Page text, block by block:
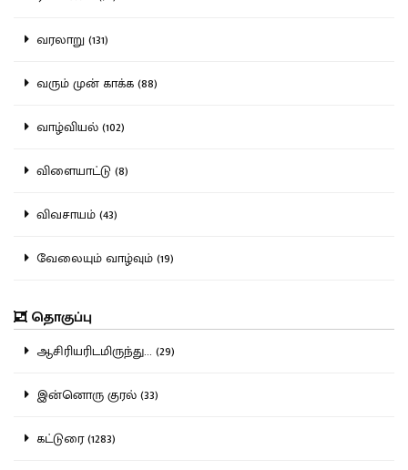
வரலாறு (131)
வரும் முன் காக்க (88)
வாழ்வியல் (102)
விளையாட்டு (8)
விவசாயம் (43)
வேலையும் வாழ்வும் (19)
தொகுப்பு
ஆசிரியரிடமிருந்து... (29)
இன்னொரு குரல் (33)
கட்டுரை (1283)